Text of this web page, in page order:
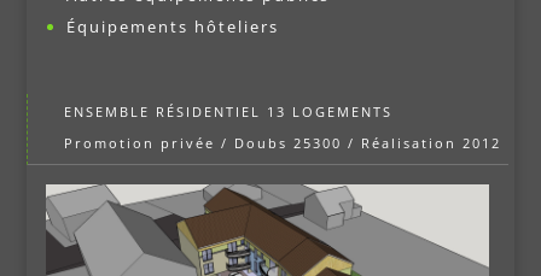
Équipements hôteliers
ENSEMBLE RÉSIDENTIEL 13 LOGEMENTS
Promotion privée / Doubs 25300 / Réalisation 2012